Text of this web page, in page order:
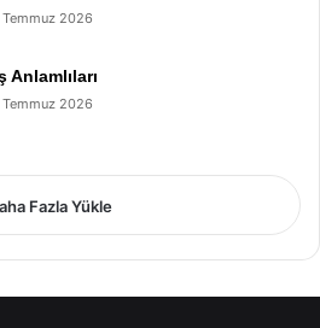
2026
Anlamlıları
2026
Fazla Yükle